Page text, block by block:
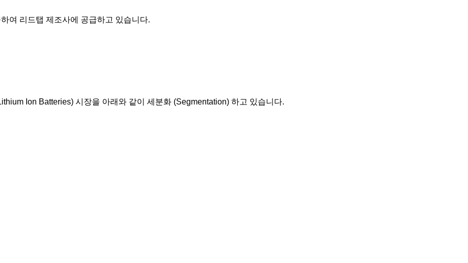
여 리드탭 제조사에 공급하고 있습니다.
Ion Batteries) 시장을 아래와 같이 세분화 (Segmentation) 하고 있습니다.